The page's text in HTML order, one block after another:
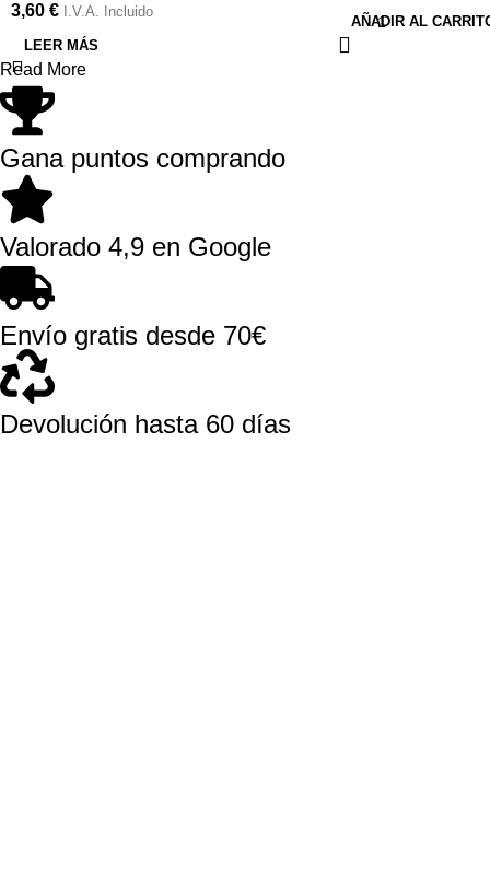
3,60 € I.V.A. Incluido
LEER MÁS
AÑADIR AL
Read More
Gana puntos comprando
Valorado 4,9 en Google
Envío gratis desde 70€
Devolución hasta 60 días